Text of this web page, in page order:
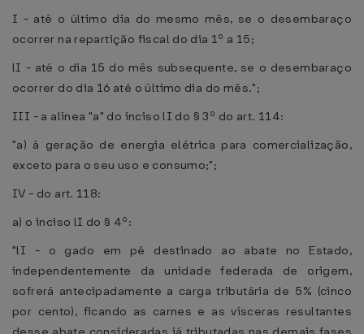
I - até o último dia do mesmo mês, se o desembaraço
ocorrer na repartição fiscal do dia 1º a 15;
lI - até o dia 15 do mês subsequente, se o desembaraço
ocorrer do dia 16 até o último dia do mês.";
III - a alínea "a" do inciso lI do § 3º do art. 114:
"a) à geração de energia elétrica para comercialização,
exceto para o seu uso e consumo;";
IV - do art. 118:
a) o inciso lI do § 4º:
"lI - o gado em pé destinado ao abate no Estado,
independentemente da unidade federada de origem,
sofrerá antecipadamente a carga tributária de 5% (cinco
por cento), ficando as carnes e as vísceras resultantes